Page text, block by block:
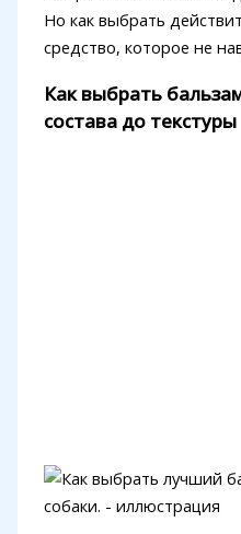
Но как выбрать
средство, которое не
Как выбрать
состава до текстуры